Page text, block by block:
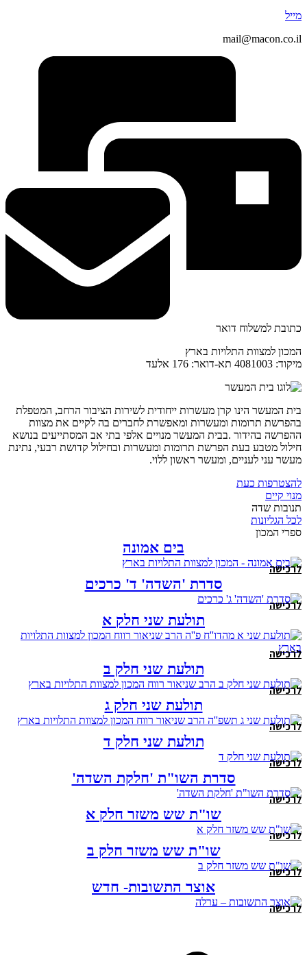
מייל
mail@macon.co.il
כתובת למשלוח דואר
המכון למצוות התלויות בארץ
מיקוד: 4081003 תא-דואר: 176 אלעד
בית המעשר הינו קרן מעשרות ייחודית לשירות הציבור הרחב, המטפלת
בהפרשת תרומות ומעשרות ומאפשרת לחברים בה לקיים את מצוות
ההפרשה בהידור .בבית המעשר מנויים אלפי בתי אב המסתייעים בנושא
חילול מטבע בעת הפרשת תרומות ומעשרות ובחילול קדושת רבעי, נתינת
מעשר עני לעניים, ומעשר ראשון ללוי.
להצטרפות כעת
מנוי קיים
תנובות שדה
לכל הגליונות
ספרי המכון
בים אמונה
לרכישה
סדרת 'השדה' ד' כרכים
לרכישה
תולעת שני חלק א
לרכישה
תולעת שני חלק ב
לרכישה
תולעת שני חלק ג
לרכישה
תולעת שני חלק ד
לרכישה
סדרת השו"ת 'חלקת השדה'
לרכישה
שו"ת שש משזר חלק א
לרכישה
שו"ת שש משזר חלק ב
לרכישה
אוצר התשובות- חדש
לרכישה